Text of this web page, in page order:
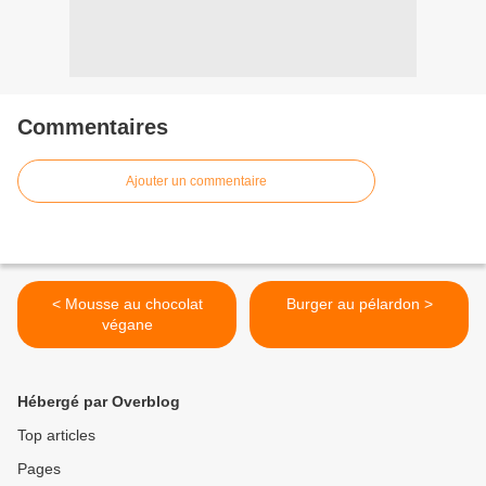
Commentaires
Ajouter un commentaire
< Mousse au chocolat
végane
Burger au pélardon >
Hébergé par Overblog
Top articles
Pages